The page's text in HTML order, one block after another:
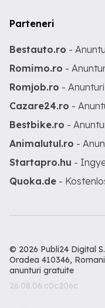
Parteneri
Bestauto.ro -
Romimo.ro -
Romjob.ro -
Cazare24.ro -
Bestbike.ro -
Animalutul.ro -
Startapro.hu -
Quoka.de -
© 2026 Publi24 Digital
Oradea 410346,
anunturi gratuite
26.08.06.c0c206c